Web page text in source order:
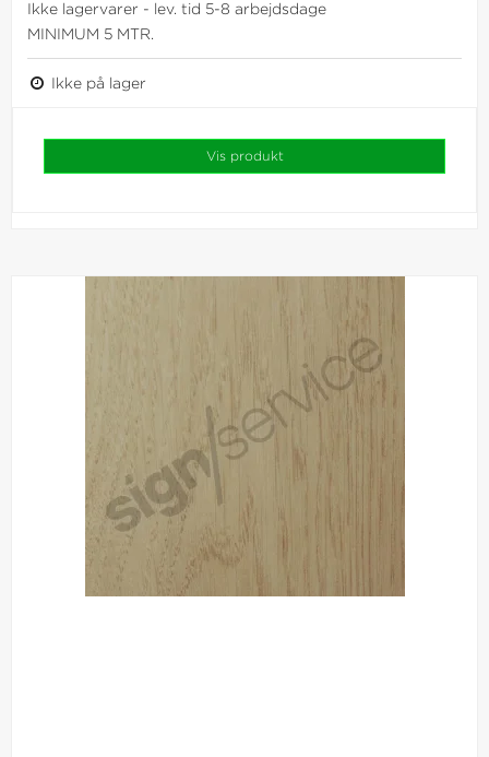
Ikke lagervarer - lev. tid 5-8 arbejdsdage
MINIMUM 5 MTR.
Ikke på lager
Vis produkt